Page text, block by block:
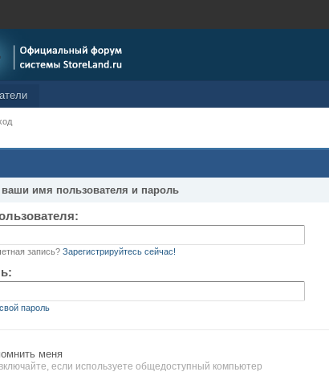
ваши имя пользователя и пароль
запись? Зарегистрируйтесь сейчас!
пароль
меня
если используете общедоступный компьютер